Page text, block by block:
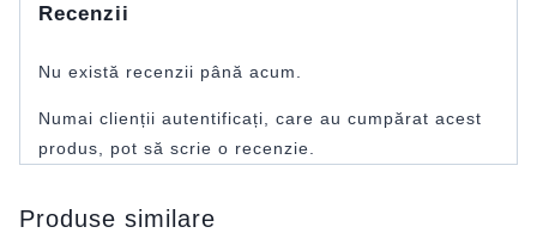
Recenzii
Nu există recenzii până acum.
Numai clienții autentificați, care au cumpărat acest
produs, pot să scrie o recenzie.
Produse similare